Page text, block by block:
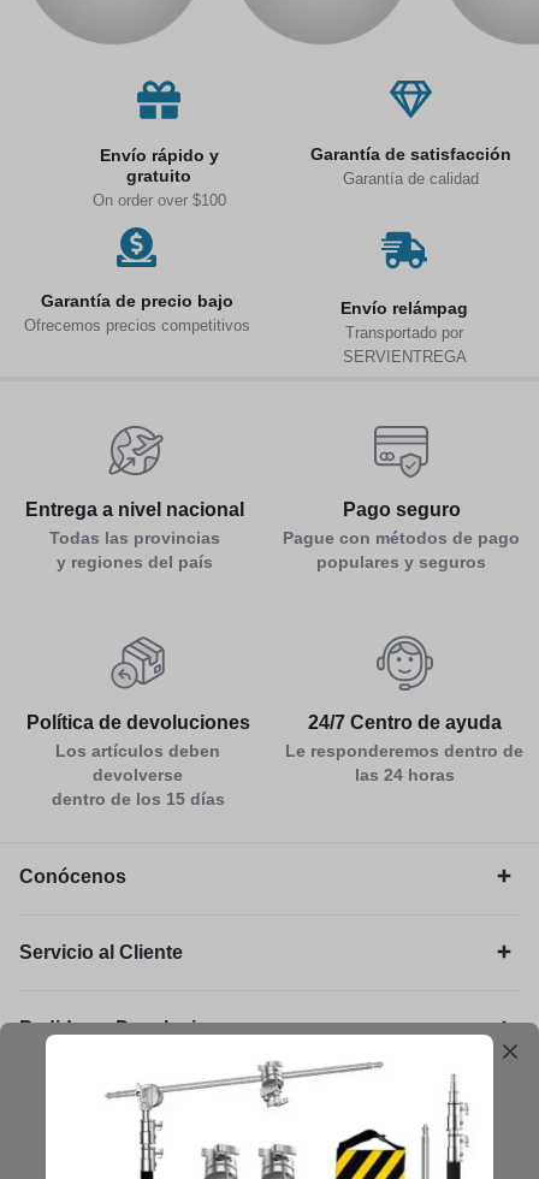
Envío rápido y
gratuito
On order over $100
Garantía de satisfacción
Garantía de calidad
Garantía de precio bajo
Ofrecemos precios competitivos
Envío relámpag
Transportado por
SERVIENTREGA
Entrega a nivel nacional
Todas las provincias
y regiones del país
Pago seguro
Pague con métodos de pago
populares y seguros
Política de devoluciones
Los artículos deben
devolverse
dentro de los 15 días
24/7 Centro de ayuda
Le responderemos dentro de
las 24 horas
Conócenos
Servicio al Cliente
Pedidos y Devoluciones